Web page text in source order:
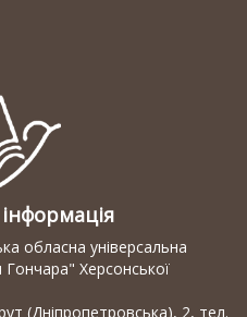
обласна універсальна
Гончара" Херсонської
(Дніпропетровська), 2, тел.